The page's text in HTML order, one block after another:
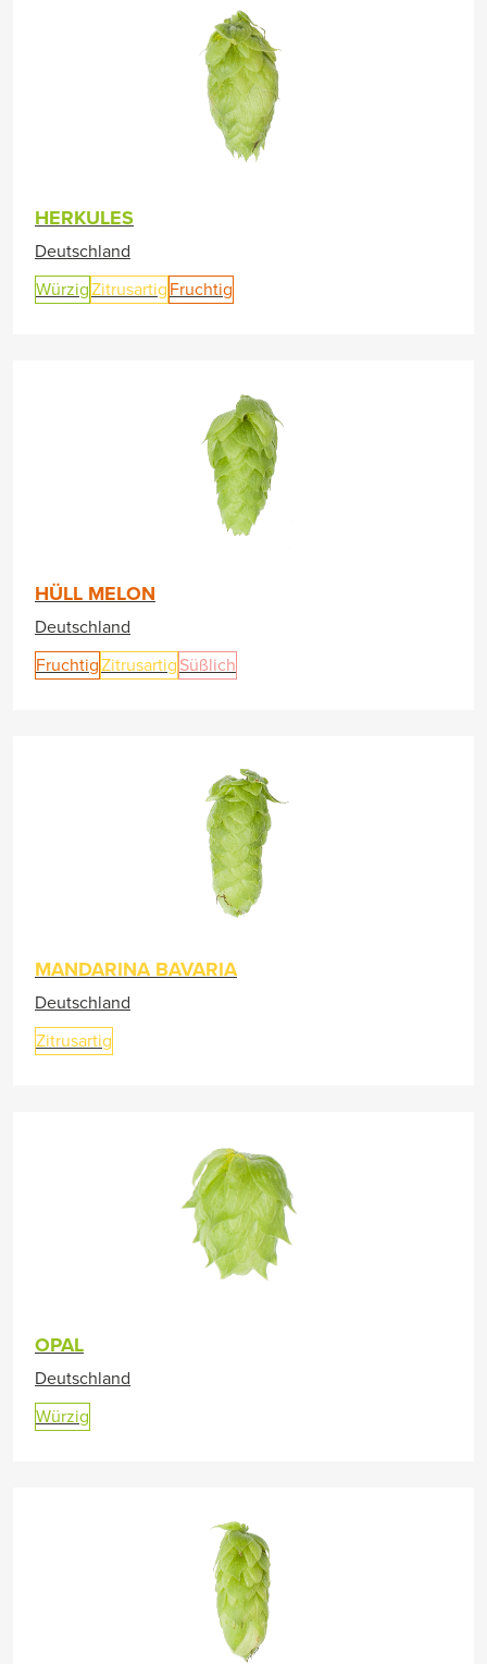
HERKULES
Deutschland
WürzigZitrusartig Fruchtig
HÜLL MELON
Deutschland
FruchtigZitrusartig Süßlich
MANDARINA BAVARIA
Deutschland
Zitrusartig
OPAL
Deutschland
Würzig